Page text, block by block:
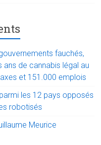
fauchés,
de cannabis légal au
et 151.000 emplois
les 12 pays opposés
robotisés
Meurice